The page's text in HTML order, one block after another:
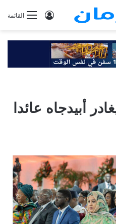
القائمةتسجيل
أبيدجاه عائدا